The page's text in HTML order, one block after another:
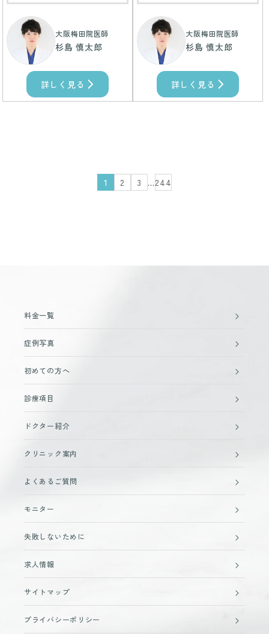
大阪梅田院医師
杉島 慎太郎
詳しく見る
大阪梅田院医師
杉島 慎太郎
詳しく見る
1 2 3 …244
料金一覧
症例写真
初めての方へ
診療項目
ドクター紹介
クリニック案内
よくあるご質問
モニター
失敗しないために
求人情報
サイトマップ
プライバシーポリシー